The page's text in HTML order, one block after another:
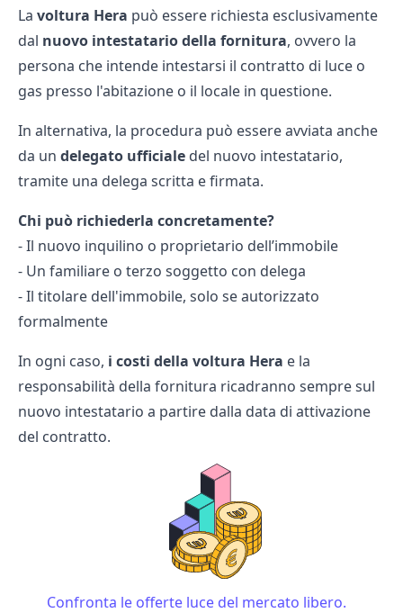
La voltura Hera può essere richiesta esclusivamente
dal nuovo intestatario della fornitura, ovvero la
persona che intende intestarsi il contratto di luce o
gas presso l'abitazione o il locale in questione.
In alternativa, la procedura può essere avviata anche
da un delegato ufficiale del nuovo intestatario,
tramite una delega scritta e firmata.
Chi può richiederla concretamente?
- Il nuovo inquilino o proprietario dell’immobile
- Un familiare o terzo soggetto con delega
- Il titolare dell'immobile, solo se autorizzato
formalmente
In ogni caso, i costi della voltura Hera e la
responsabilità della fornitura ricadranno sempre sul
nuovo intestatario a partire dalla data di attivazione
del contratto.
Confronta le offerte luce del mercato libero.